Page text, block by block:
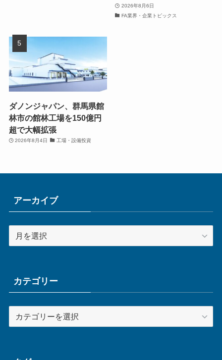
2026年8月6日
FA業界・企業トピックス
ダノンジャパン、群馬県館
林市の館林工場を150億円
超で大幅拡張
2026年8月4日 工場・設備投資
アーカイブ
ー
ブカテゴリー
テ